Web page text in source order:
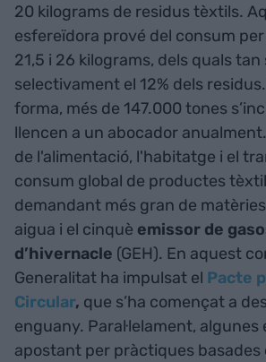
20 kilograms de residus tèxtils.
esfereïdora prové del consum
21,5 i 26 kilograms, dels quals
selectivament el 12% dels
forma, més de 147.000 tones
llencen a un abocador
de l'alimentació, l'habitatge i el
consum global de productes
demandant més gran de
aigua i el cinquè emissor de
d’hivernacle (GEH). En aquest
Generalitat ha impulsat el Pacte
Circular, que s’ha començat a
enguany. Paral·lelament,
apostant per pràctiques basades